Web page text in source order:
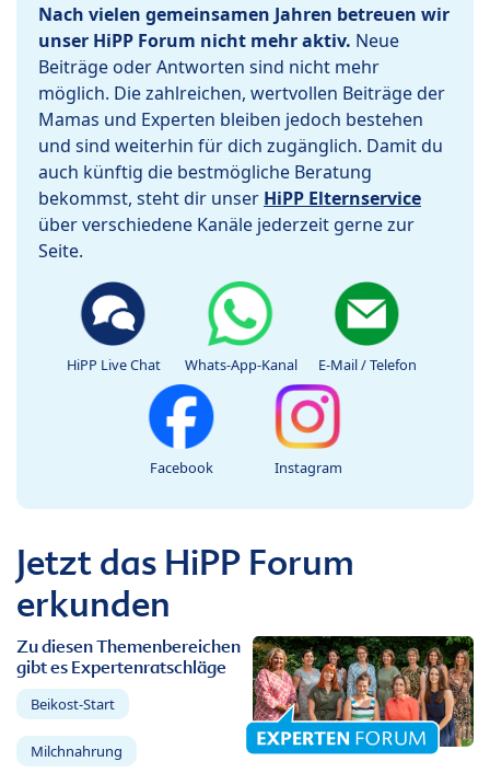
Nach vielen gemeinsamen Jahren betreuen wir
unser HiPP Forum nicht mehr aktiv. Neue
Beiträge oder Antworten sind nicht mehr
möglich. Die zahlreichen, wertvollen Beiträge der
Mamas und Experten bleiben jedoch bestehen
und sind weiterhin für dich zugänglich. Damit du
auch künftig die bestmögliche Beratung
bekommst, steht dir unser HiPP Elternservice
über verschiedene Kanäle jederzeit gerne zur
Seite.
HiPP Live Chat Whats-App-Kanal E-Mail / Telefon
Facebook Instagram
Jetzt das HiPP Forum
erkunden
Zu diesen Themenbereichen
gibt es Expertenratschläge
Beikost-Start
Milchnahrung